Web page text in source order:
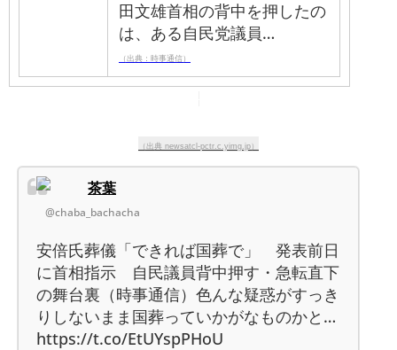
田文雄首相の背中を押したの
は、ある自民党議員…
（出典：時事通信）
（出典 newsatcl-pctr.c.yimg.jp）
茶葉
@chaba_bachacha
安倍氏葬儀「できれば国葬で」 発表前日
に首相指示 自民議員背中押す・急転直下
の舞台裏（時事通信）色んな疑惑がすっき
りしないまま国葬っていかがなものかと…
https://t.co/EtUYspPHoU